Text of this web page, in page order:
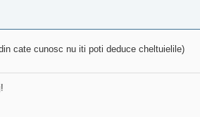
cate cunosc nu iti poti deduce cheltuielile)